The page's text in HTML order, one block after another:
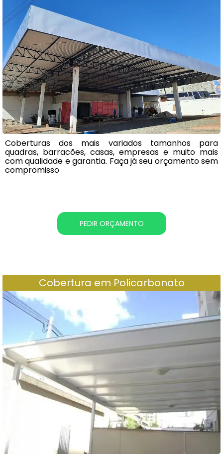
Coberturas dos mais variados tamanhos para
quadras, barracões, casas, empresas e muito mais
com qualidade e garantia. Faça já seu orçamento sem
compromisso
PEDIR ORÇAMENTO
Cobertura em Policarbonato